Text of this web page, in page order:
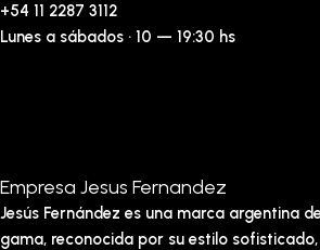
+54 11 2287 3112
Lunes a sábados · 10 — 19:30 hs
Empresa Jesus Fernandez
Jesús Fernández es una marca argentina
gama, reconocida por su estilo